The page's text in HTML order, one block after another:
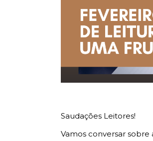
Saudações Leitores!
Vamos conversar